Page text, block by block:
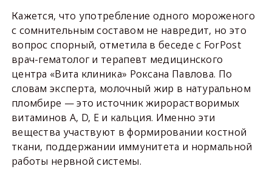
Кажется, что употребление одного мороженого
с сомнительным составом не навредит, но это
вопрос спорный, отметила в беседе с ForPost
врач-гематолог и терапевт медицинского
центра «Вита клиника» Роксана Павлова. По
словам эксперта, молочный жир в натуральном
пломбире — это источник жирорастворимых
витаминов А, D, Е и кальция. Именно эти
вещества участвуют в формировании костной
ткани, поддержании иммунитета и нормальной
работы нервной системы.